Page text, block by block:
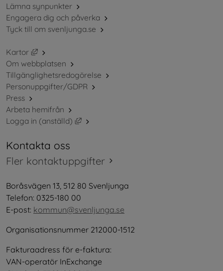
Lämna synpunkter
Engagera dig och påverka
Tyck till om svenljunga.se
Kartor
Länk till annan webbplats, öppnas i nytt fönster.
Om webbplatsen
Tillgänglighetsredogörelse
Personuppgifter/GDPR
Press
Arbeta hemifrån
Logga in (anställd)
Länk till annan webbplats, öppnas i nytt
Kontakta oss
Fler kontaktuppgifter
Boråsvägen 13, 512 80 Svenljunga
Telefon: 0325-180 00
E-post: kommun@svenljunga.se
Organisationsnummer 212000-1512
Fakturaadress för e-faktura:
VAN-operatör InExchange